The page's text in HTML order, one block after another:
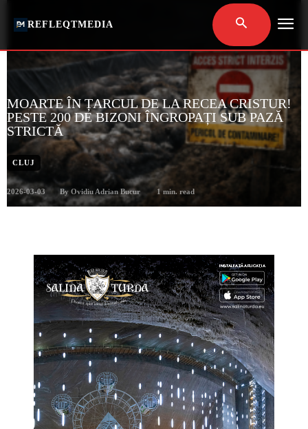
REFLEQTMEDIA
MOARTE ÎN ȚARCUL DE LA RECEA CRISTUR!
PESTE 200 DE BIZONI ÎNGROPAȚI SUB PAZĂ
STRICTĂ
CLUJ
2026-03-03 By Ovidiu Adrian Bucur 1min. read